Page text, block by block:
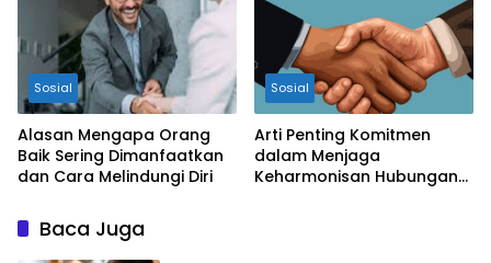
Sosial
Alasan Mengapa Orang
Baik Sering Dimanfaatkan
dan Cara Melindungi Diri
Sosial
Arti Penting Komitmen
dalam Menjaga
Keharmonisan Hubungan
Baca Juga